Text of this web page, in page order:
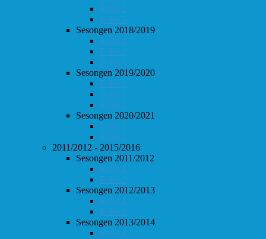
Follo 2
Follo 3
Sesongen 2018/2019
Follo 1
Follo 2
Follo 3
Sesongen 2019/2020
Follo 1
Follo 2
Follo 3
Sesongen 2020/2021
Follo 1
Follo 2
2011/2012 - 2015/2016
Sesongen 2011/2012
Follo 1
Follo 2
Sesongen 2012/2013
Follo 1
Follo 2
Sesongen 2013/2014
Follo 1